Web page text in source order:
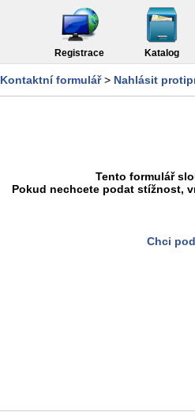
Registrace Katalog
Kontaktní formulář> Nahlásit
Tento formulář
Pokud nechcete podat stížnost,
Chci